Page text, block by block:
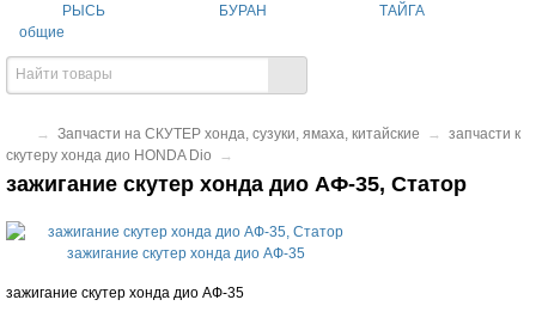
РЫСЬ
БУРАН
ТАЙГА
общие
→ Запчасти на СКУТЕР хонда, сузуки, ямаха, китайские →
запчасти к
скутеру хонда дио HONDA Dio
→
зажигание скутер хонда дио АФ-35, Статор
зажигание скутер хонда дио АФ-35